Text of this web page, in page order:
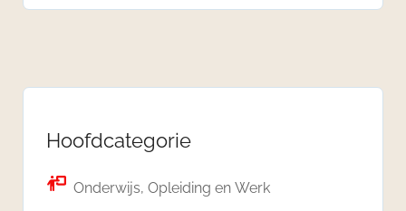
Hoofdcategorie
Onderwijs, Opleiding en Werk